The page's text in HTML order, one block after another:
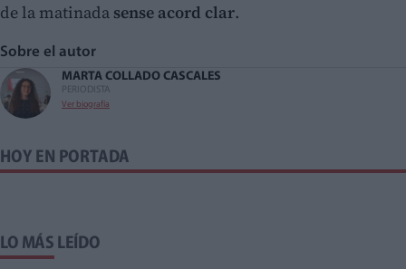
de la matinada sense acord clar.
Sobre el autor
MARTA COLLADO CASCALES
PERIODISTA
Ver biografía
HOY EN PORTADA
LO MÁS LEÍDO